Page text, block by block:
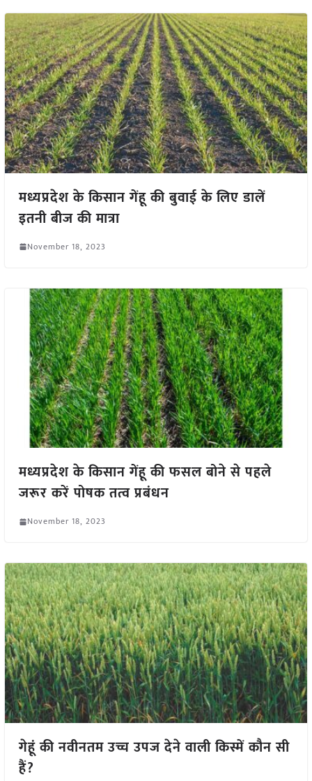
मध्यप्रदेश के किसान गेंहू की बुवाई के लिए डालें
इतनी बीज की मात्रा
November 18, 2023
मध्यप्रदेश के किसान गेंहू की फसल बोने से पहले
जरूर करें पोषक तत्व प्रबंधन
November 18, 2023
गेहूं की नवीनतम उच्च उपज देने वाली किस्में कौन सी
हैं?